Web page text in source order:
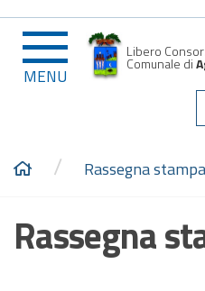
MENU
Libero
Comunale di
/ Rassegna stampa
Rassegna